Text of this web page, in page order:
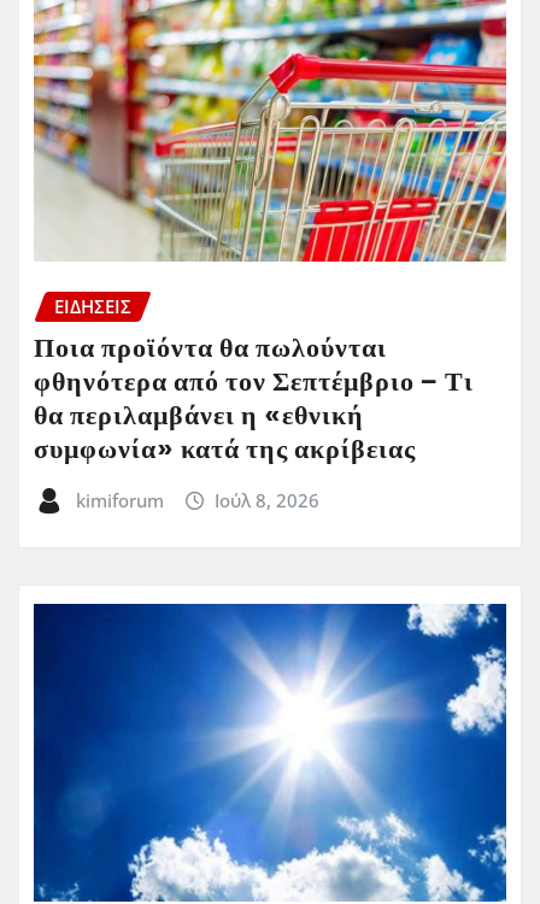
ΕΙΔΗΣΕΙΣ
Ποια προϊόντα θα πωλούνται
φθηνότερα από τον Σεπτέμβριο – Τι
θα περιλαμβάνει η «εθνική
συμφωνία» κατά της ακρίβειας
kimiforum Ιούλ 8, 2026